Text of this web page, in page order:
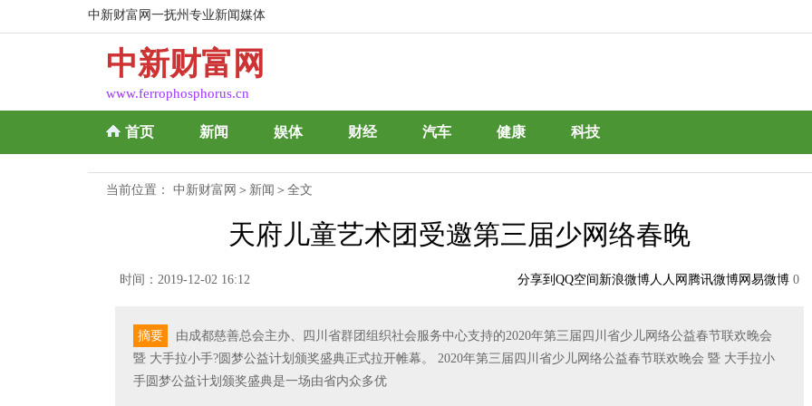
中新财富网一抚州专业新闻媒体
中新财富网
www.ferrophosphorus.cn
首页 新闻 娱体 财经 汽车 健康 科技
当前位置： 中新财富网 ＞ 新闻 ＞全文
天府儿童艺术团受邀第三届少网络春晚
时间：2019-12-02 16:12 分享到 QQ空间 新浪微博人人网 腾讯微博网易微博 0
摘要
由成都慈善总会主办、四川省群团组织社会服务中心支持的2020年第三届四川省少儿网络公益春节联欢晚会
暨 大手拉小手?圆梦公益计划颁奖盛典正式拉开帷幕。 2020年第三届四川省少儿网络公益春节联欢晚会 暨 大手拉小
手圆梦公益计划颁奖盛典是一场由省内众多优